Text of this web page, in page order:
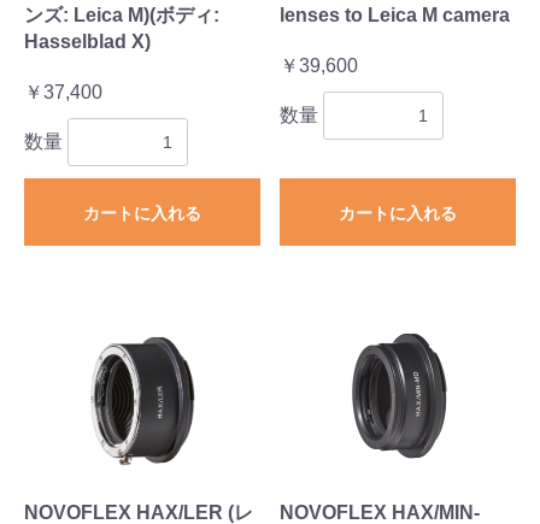
ンズ: Leica M)(ボディ:
Hasselblad X)
￥37,400
数量
カートに入れる
lenses to Leica M camera
￥39,600
数量
カートに入れる
NOVOFLEX HAX/LER (レ
NOVOFLEX HAX/MIN-